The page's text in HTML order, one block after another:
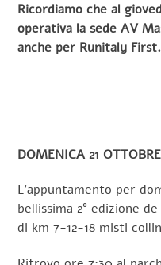
Ricordiamo che al
operativa la sede AV
anche per Runitaly First.
DOMENICA 21
L’appuntamento per
bellissima 2° edizione
di km 7-12-18 misti